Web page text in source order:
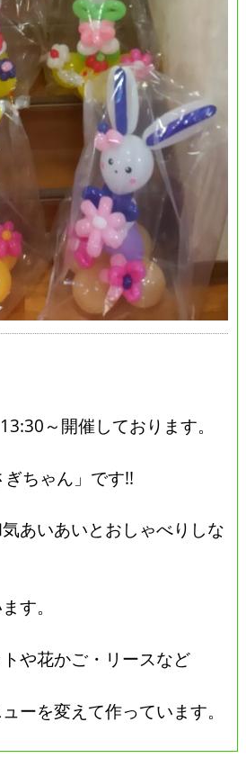
～開催しております。
ちゃん」です!!
あいあいとおしゃべりしな
す。
や花かご・リースなど
ーを変えて作っています。